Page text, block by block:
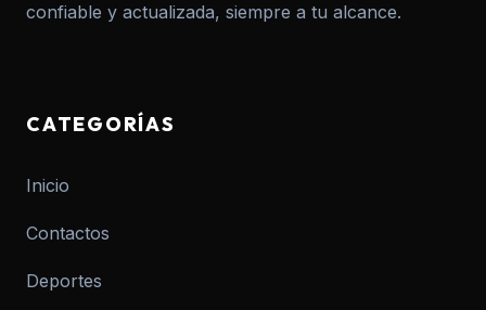
confiable y actualizada, siempre a tu alcance.
CATEGORÍAS
Inicio
Contactos
Deportes